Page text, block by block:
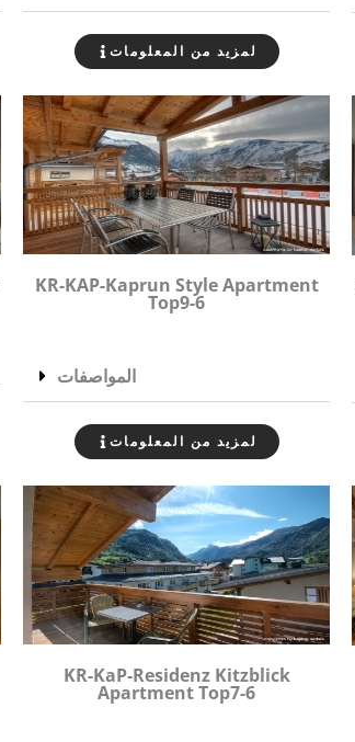
لمزيد من المعلومات
KR-KAP-Kaprun Style Apartment
Top9-6
المواصفات
لمزيد من المعلومات
KR-KaP-Residenz Kitzblick
Apartment Top7-6